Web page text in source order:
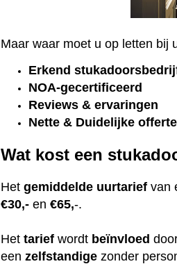
Maar waar moet u op letten bij
Erkend
NOA-gecertificeerd
Reviews & ervaringen
Nette & Duidelijke offerte
Wat kost een
Hetgemiddelde uurtarief van
€30,- en€65,-.
Hettarief wordt beïnvloed
eenzelfstandige zonder